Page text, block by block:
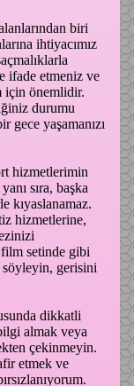
biri
ihtiyacımız
ifade etmeniz ve
için önemlidir.
durumu
gece yaşamanızı
hizmetlerimin
sıra, başka
kıyaslanamaz.
hizmetlerine,
setinde gibi
söyleyin, gerisini
dikkatli
almak veya
çekinmeyin.
etmek ve